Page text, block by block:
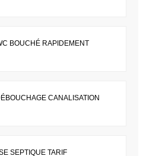
BOUCHÉ RAPIDEMENT
CANALISATION
SEPTIQUE TARIF